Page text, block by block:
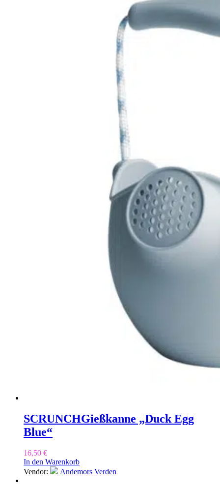
SCRUNCHGießkanne „Duck Egg
Blue“
16,50 €
In den Warenkorb
Vendor:
Andemors Verden